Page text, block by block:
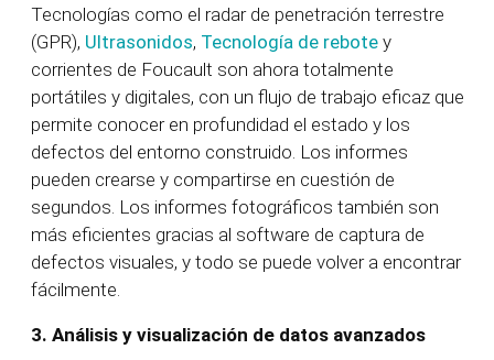
Tecnologías como el radar de penetración terrestre
(GPR), Ultrasonidos, Tecnología de rebote y
corrientes de Foucault son ahora totalmente
portátiles y digitales, con un flujo de trabajo eficaz que
permite conocer en profundidad el estado y los
defectos del entorno construido. Los informes
pueden crearse y compartirse en cuestión de
segundos. Los informes fotográficos también son
más eficientes gracias al software de captura de
defectos visuales, y todo se puede volver a encontrar
fácilmente.
3. Análisis y visualización de datos avanzados